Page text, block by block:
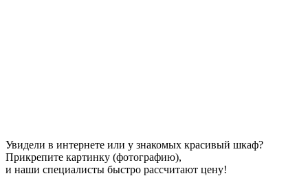
Увидели в интернете или у знакомых красивый шкаф?
Прикрепите картинку (фотографию),
и наши специалисты быстро рассчитают цену!